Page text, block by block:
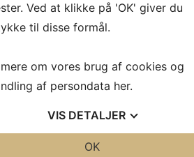
aftales på forhånd.
ændres til en online session hvis det
af ONLINE
fjernhealing
Ved at klikke på 'OK' giver du
til disse formål.
om vores brug af cookies og
af persondata her.
VIS DETALJER
OK